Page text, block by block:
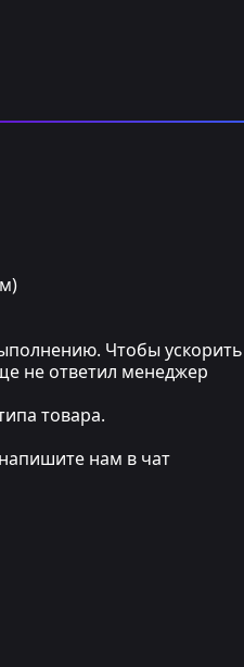
Чтобы
не ответил менеджер
товара.
нам в чат